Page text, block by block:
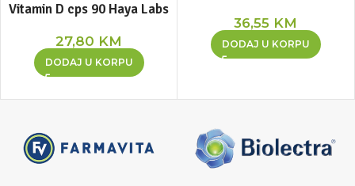
Vitamin D cps 90 Haya Labs
27,80 KM
DODAJ U KORPU
36,55 KM
DODAJ U KORPU